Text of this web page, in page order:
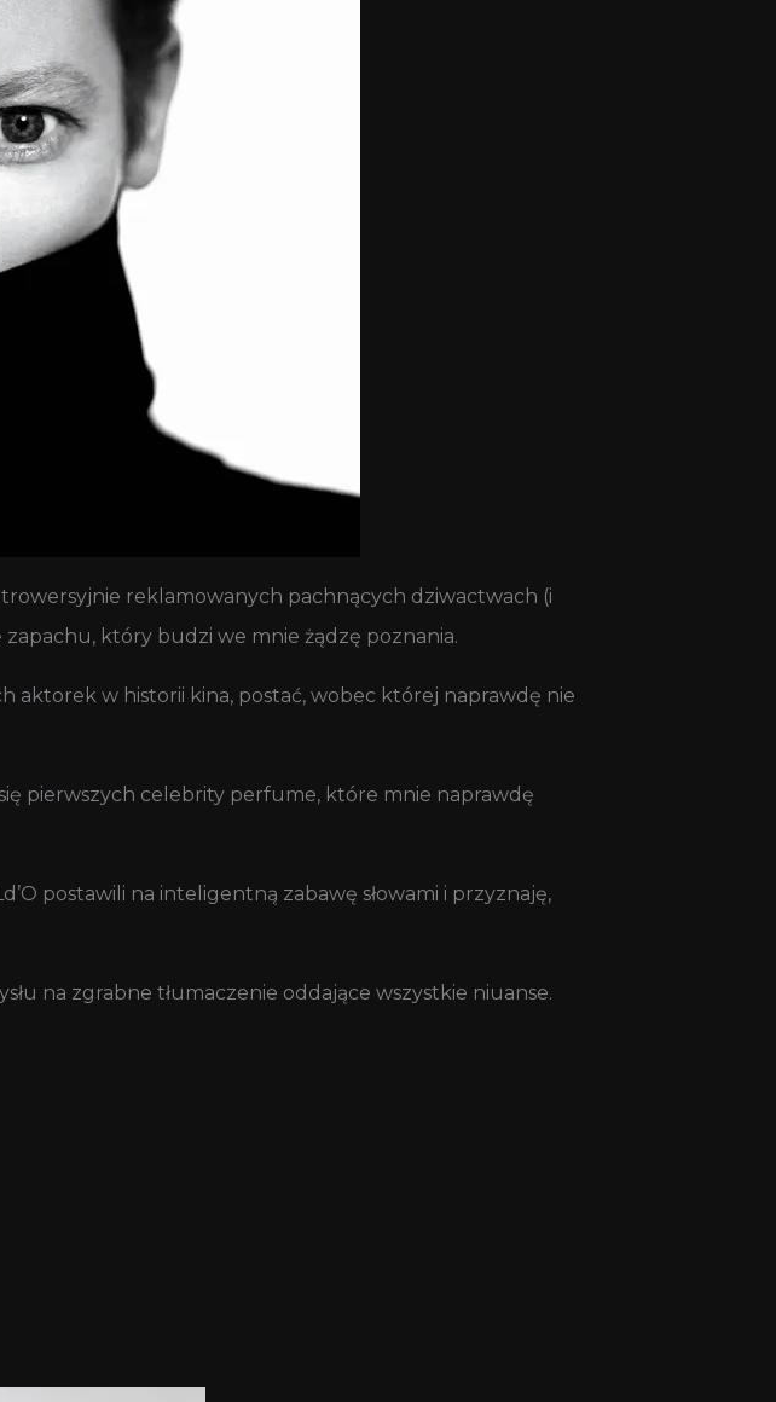
reklamowanych pachnących dziwactwach (i
który budzi we mnie żądzę poznania.
aktorek w historii kina, postać, wobec której naprawdę nie
pierwszych celebrity perfume, które mnie naprawdę
postawili na inteligentną zabawę słowami i przyznaję,
na zgrabne tłumaczenie oddające wszystkie niuanse.